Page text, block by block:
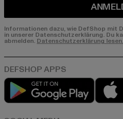
Informationen dazu, wie DefShop mit
in unserer Datenschutzerklärung. Du
abmelden. Datenschutzerklärung lesen.
Play